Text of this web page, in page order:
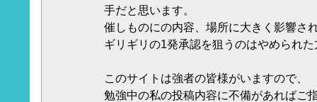
手だと思います。
催しものにの内容、場所に大きく影響さ
ギリギリの1発承認を狙うのはやめられ
このサイトは強者の皆様がいますので、
勉強中の私の投稿内容に不備があればご